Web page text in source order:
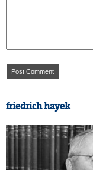
friedrich hayek